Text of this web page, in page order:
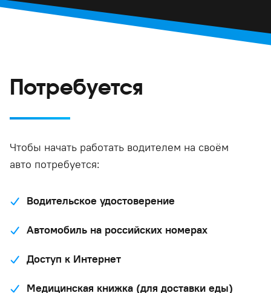
Потребуется
Чтобы начать работать водителем на своём
авто потребуется:
Водительское удостоверение
Автомобиль на российских номерах
Доступ к Интернет
Медицинская книжка (для доставки еды)